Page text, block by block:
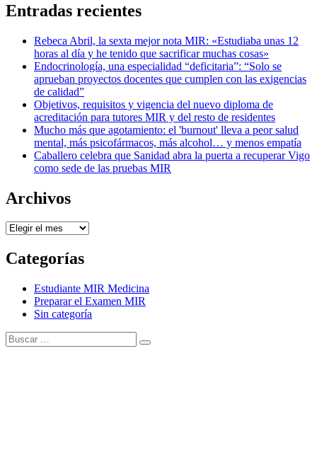
Entradas recientes
Rebeca Abril, la sexta mejor nota MIR: «Estudiaba unas 12
horas al día y he tenido que sacrificar muchas cosas»
Endocrinología, una especialidad “deficitaria”: “Solo se
aprueban proyectos docentes que cumplen con las exigencias
de calidad”
Objetivos, requisitos y vigencia del nuevo diploma de
acreditación para tutores MIR y del resto de residentes
Mucho más que agotamiento: el 'burnout' lleva a peor salud
mental, más psicofármacos, más alcohol… y menos empatía
Caballero celebra que Sanidad abra la puerta a recuperar Vigo
como sede de las pruebas MIR
Archivos
Archivos
Categorías
Estudiante MIR Medicina
Preparar el Examen MIR
Sin categoría
Buscar:
Buscar